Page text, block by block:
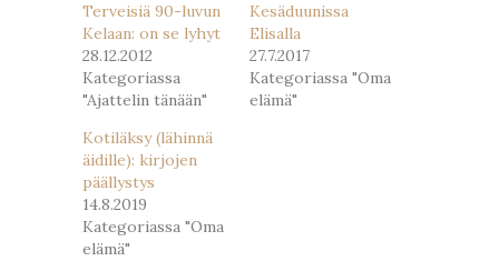
Terveisiä 90-luvun
Kelaan: on se lyhyt
28.12.2012
Kategoriassa
"Ajattelin tänään"
Kesäduunissa
Elisalla
27.7.2017
Kategoriassa "Oma
elämä"
Kotiläksy (lähinnä
äidille): kirjojen
päällystys
14.8.2019
Kategoriassa "Oma
elämä"